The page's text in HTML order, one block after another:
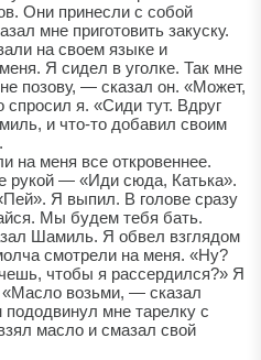
Они принесли с собой
мне приготовить закуску.
на своем языке и
Я сидел в уголке. Так мне
позову, — сказал он. «Может,
я. «Сиди тут. Вдруг
и что-то добавил своим
на меня все откровеннее.
рукой — «Иди сюда, Катька».
Я выпил. В голове сразу
Мы будем тебя бать.
Шамиль. Я обвел взглядом
смотрели на меня. «Ну?
чтобы я рассердился?» Я
«Масло возьми, — сказал
мне тарелку с
масло и смазал свой